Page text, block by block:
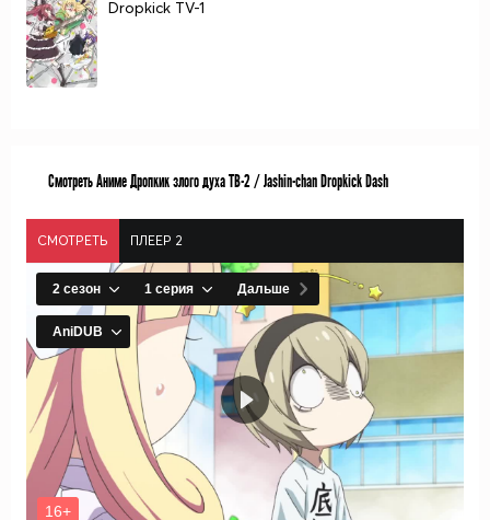
Dropkick TV-1
Смотреть Аниме Дропкик злого духа ТВ-2 / Jashin-chan Dropkick Dash
СМОТРЕТЬ ПЛЕЕР 2